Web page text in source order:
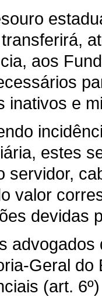
aos
inativos e
estes
servidor,
valor
devidas
advogados
Geral do
(art.